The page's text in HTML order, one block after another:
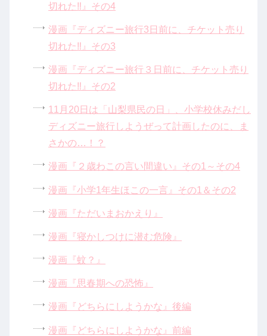
切れた‼』その4
漫画『ディズニー旅行3日前に、チケット売り
切れた‼』その3
漫画『ディズニー旅行３日前に、チケット売り
切れた‼』その2
11月20日は「山梨県民の日」、小学校休みだし
ディズニー旅行しようぜって計画したのに、ま
さかの…！？
漫画『２歳わこの言い間違い』その1～その4
漫画『小学1年生ほこの一言』その1＆その2
漫画『ただいまおかえり』
漫画『寝かしつけに潜む危険』
漫画『蚊？』
漫画『思春期への恐怖』
漫画『どちらにしようかな』後編
漫画『どちらにしようかな』前編